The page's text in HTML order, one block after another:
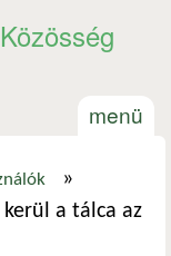
menü
»
kerül a tálca az